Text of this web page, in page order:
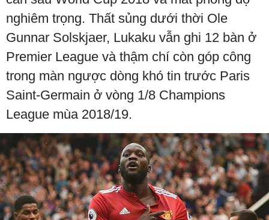
nghiêm trọng. Thất sủng dưới thời Ole
Gunnar Solskjaer, Lukaku vẫn ghi 12 bàn ở
Premier League và thậm chí còn góp công
trong màn ngược dòng khó tin trước Paris
Saint-Germain ở vòng 1/8 Champions
League mùa 2018/19.